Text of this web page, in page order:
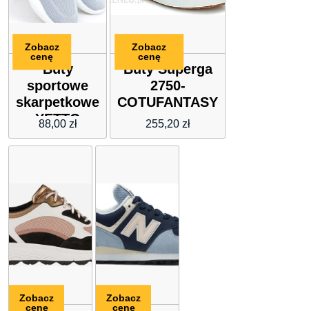
Buty
sportowe
skarpetkowe
YETTO
GREY
88,00 zł
Zobacz
cenę
Buty Superga
2750-
COTUFANTASY
255,20 zł
Zobacz
cenę
Zobacz
cenę
Zobacz
cenę